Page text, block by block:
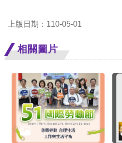
請
選
語
言
兒少版
上版日期：110-05-01
相關圖片